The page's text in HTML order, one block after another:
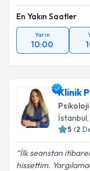
En Yakın Saatler
Yarın
10:00
Klinik
Psikoloji
İstanbul
5 (2
İlk seanstan
hissettim.